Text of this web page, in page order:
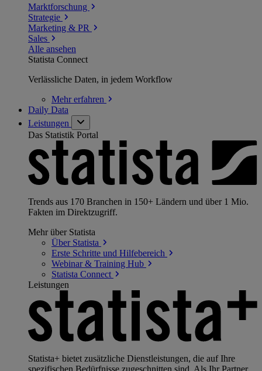
Marktforschung
Strategie
Marketing & PR
Sales
Alle ansehen
Statista Connect
Verlässliche Daten, in jedem Workflow
Mehrerfahren
Daily Data
Leistungen
Das Statistik Portal
Trends aus 170 Branchen in 150+ Ländern und über 1 Mio.
Fakten im Direktzugriff.
Mehr über Statista
Über Statista
Erste Schritte und Hilfebereich
Webinar & Training Hub
Statista Connect
Leistungen
Statista+ bietet zusätzliche Dienstleistungen, die auf Ihre
spezifischen Bedürfnisse zugeschnitten sind. Als Ihr Partner